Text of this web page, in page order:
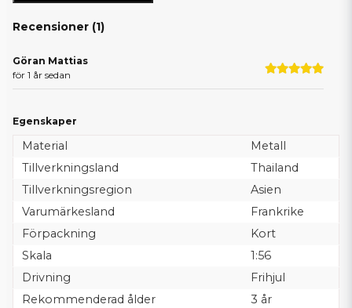
Recensioner (1)
Göran Mattias
för 1 år sedan
Egenskaper
Material
Metall
Tillverkningsland
Thailand
Tillverkningsregion
Asien
Varumärkesland
Frankrike
Förpackning
Kort
Skala
1:56
Drivning
Frihjul
Rekommenderad ålder
3 år